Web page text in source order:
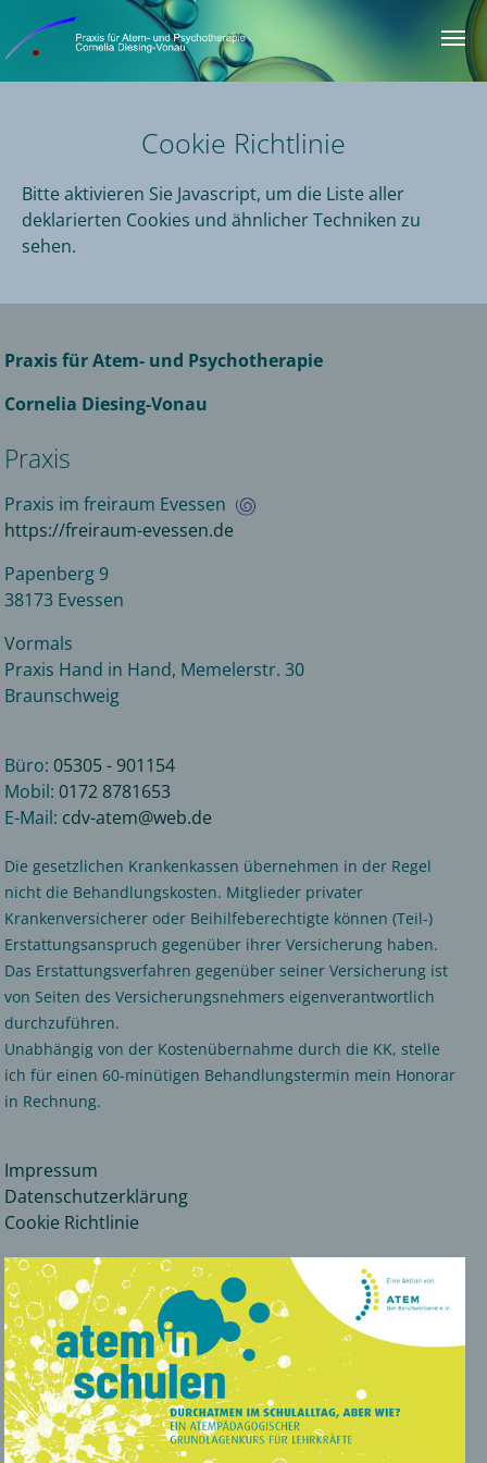
Zum Hauptinhalt springen
Cookie Richtlinie
Bitte aktivieren Sie Javascript, um die Liste aller
deklarierten Cookies und ähnlicher Techniken zu
sehen.
Praxis für Atem- und Psychotherapie
Cornelia Diesing-Vonau
Praxis
Praxis im freiraum Evessen
https://freiraum-evessen.de
Papenberg 9
38173 Evessen
Vormals
Praxis Hand in Hand, Memelerstr. 30
Braunschweig
Büro: 05305 - 901154
Mobil: 0172 8781653
E-Mail: cdv-atem@web.de
Die gesetzlichen Krankenkassen übernehmen in der Regel
nicht die Behandlungskosten. Mitglieder privater
Krankenversicherer oder Beihilfeberechtigte können (Teil-)
Erstattungsanspruch gegenüber ihrer Versicherung haben.
Das Erstattungsverfahren gegenüber seiner Versicherung ist
von Seiten des Versicherungsnehmers eigenverantwortlich
durchzuführen.
Unabhängig von der Kostenübernahme durch die KK, stelle
ich für einen 60-minütigen Behandlungstermin mein Honorar
in Rechnung.
Impressum
Datenschutzerklärung
Cookie Richtlinie